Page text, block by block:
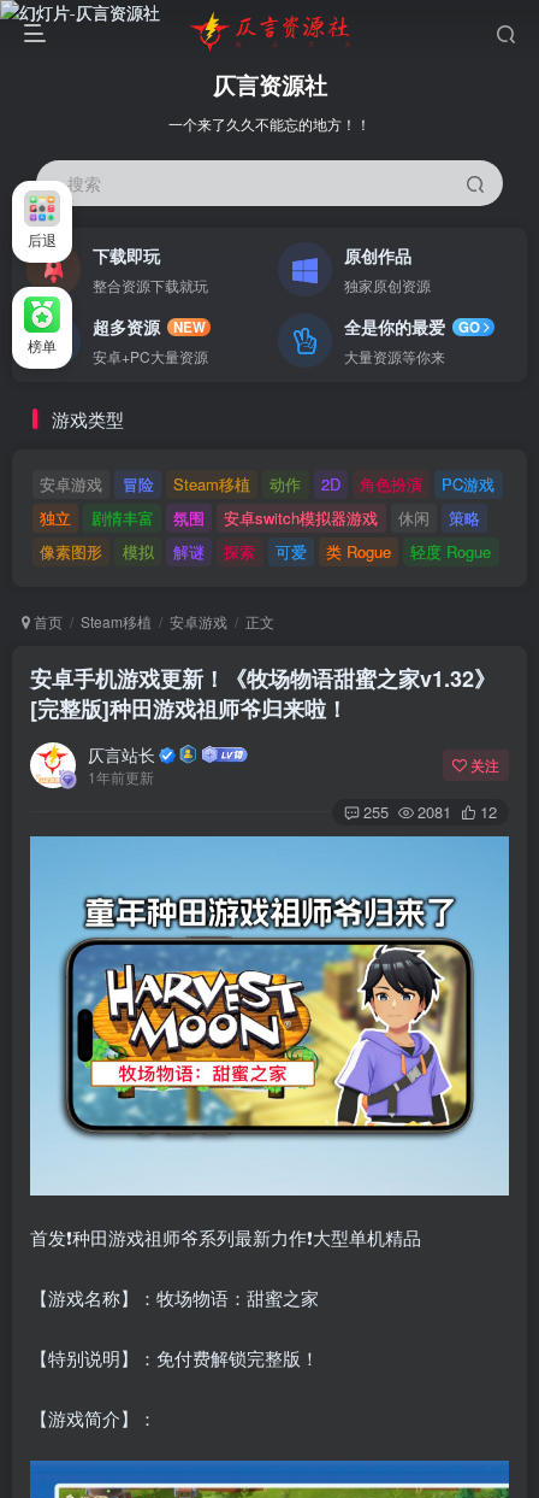
仄言资源社
一个来了久久不能忘的地方！！
搜索
下载即玩
整合资源下载就玩
原创作品
独家原创资源
超多资源
NEW
安卓+PC大量资源
全是你的最爱
GO
大量资源等你来
游戏类型
安卓游戏 冒险 Steam移植 动作 2D 角色扮演
PC游戏
独立
剧情丰富 氛围 安卓switch模拟器游戏 休闲
策略
像素图形
模拟 解谜 探索 可爱 类 Rogue 轻度 Rogue
首页 Steam移植 安卓游戏 正文
安卓手机游戏更新！《牧场物语甜蜜之家v1.32》
[完整版]种田游戏祖师爷归来啦！
仄言站长
1年前更新
关注
255 2081 12
首发❗种田游戏祖师爷系列最新力作❗大型单机精品
【游戏名称】：牧场物语：甜蜜之家
【特别说明】：免付费解锁完整版！
【游戏简介】：
后退
榜单